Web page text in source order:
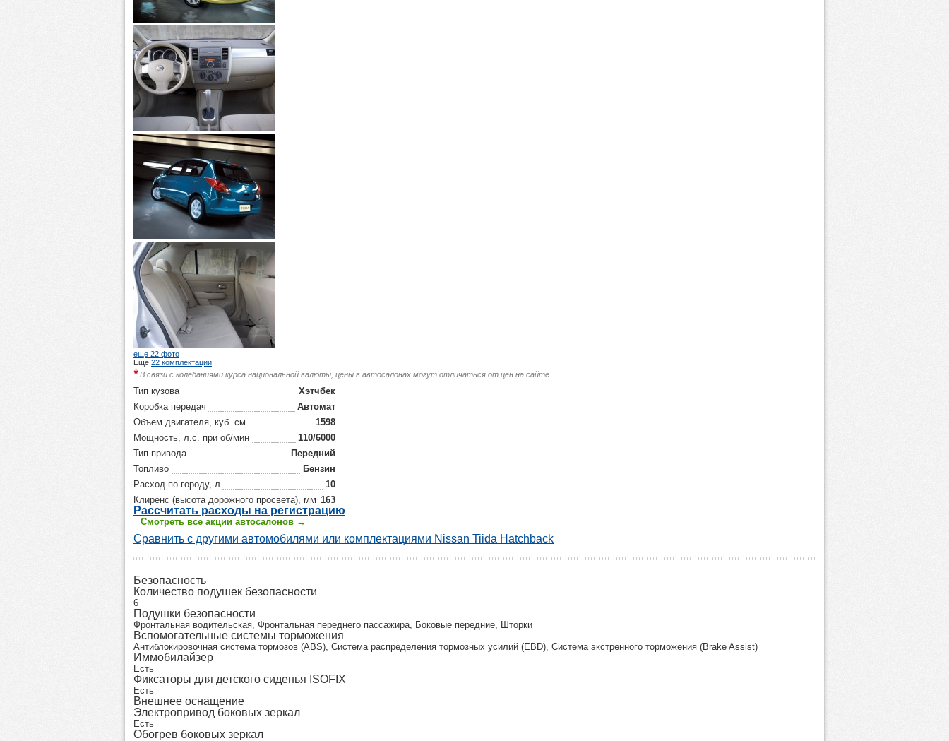
еще 22 фото
Еще 22 комплектации
*В связи с колебаниями курса национальной валюты, цены в автосалонах могут отличаться от цен на сайте.
Тип кузова
Хэтчбек
Коробка передач
Автомат
Объем двигателя, куб. см
1598
Мощность, л.с. при об/мин
110/6000
Тип привода
Передний
Топливо
Бензин
Расход по городу, л
10
Клиренс (высота дорожного просвета), мм 163
Рассчитать расходы на регистрацию
Смотреть все акции автосалонов →
Сравнить с другими автомобилями или комплектациями Nissan Tiida Hatchback
Безопасность
Количество подушек безопасности
6
Подушки безопасности
Фронтальная водительская, Фронтальная переднего пассажира, Боковые передние, Шторки
Вспомогательные системы торможения
Антиблокировочная система тормозов (ABS), Система распределения тормозных усилий (EBD), Система экстренного торможения (Brake Assist)
Иммобилайзер
Есть
Фиксаторы для детского сиденья ISOFIX
Есть
Внешнее оснащение
Электропривод боковых зеркал
Есть
Обогрев боковых зеркал